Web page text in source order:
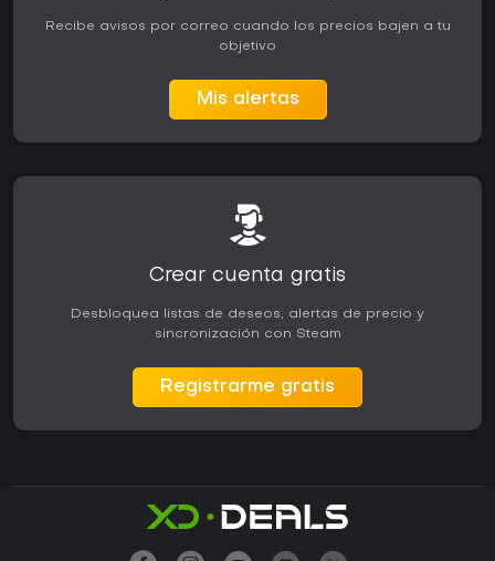
Recibe avisos por correo cuando los precios bajen a tu
objetivo
Mis alertas
Crear cuenta gratis
Desbloquea listas de deseos, alertas de precio y
sincronización con Steam
Registrarme gratis